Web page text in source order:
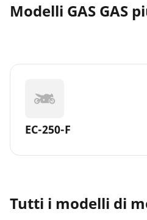
Modelli GAS GAS
EC-250-F
Tutti i modelli di